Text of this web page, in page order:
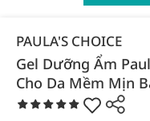
PAULA'S CHOICE
Gel Dưỡng Ẩm
Cho Da Mềm Mịn